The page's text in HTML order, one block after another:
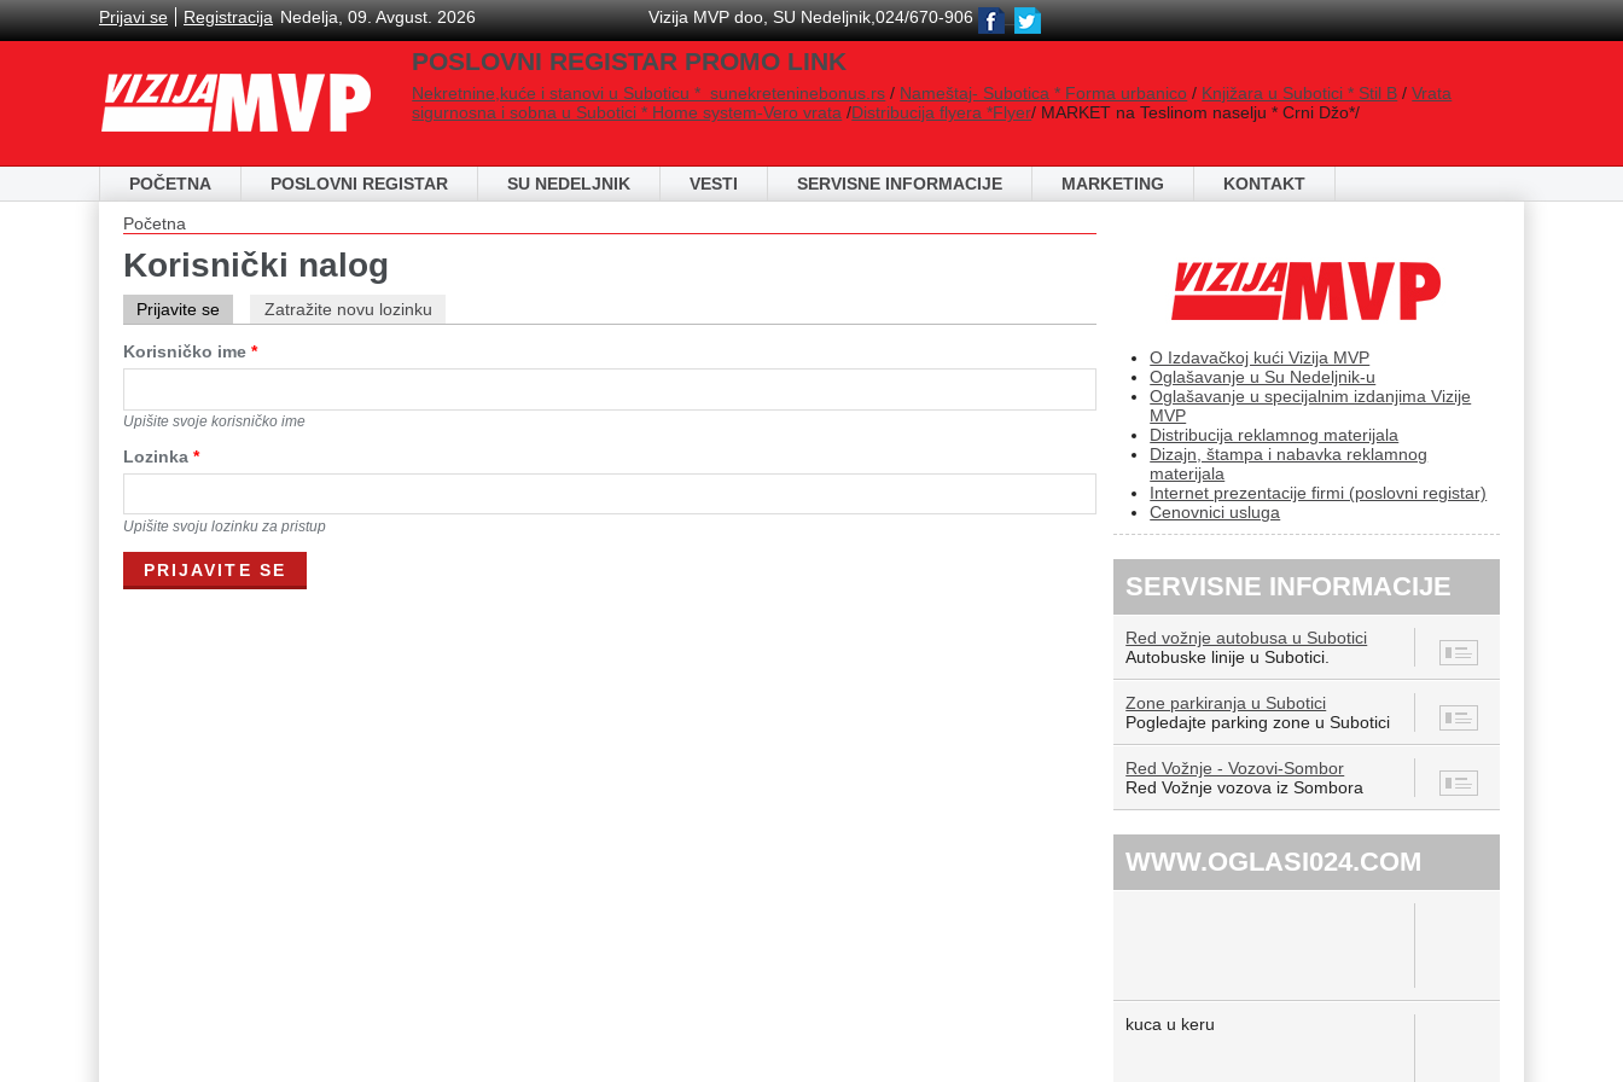
Skip to main content
Prijavi se Registracija Nedelja, 09. Avgust. 2026 Vizija MVP doo, SU Nedeljnik,024/670-906
POSLOVNI REGISTAR PROMO LINK
Nekretnine,kuće i stanovi u Suboticu * sunekreteninebonus.rs / Nameštaj- Subotica * Forma urbanico / Knjižara u Subotici * Stil B /Vrata
sigurnosna i sobna u Subotici * Home system-Vero vrata /Distribucija flyera *Flyer/ MARKET na Teslinom naselju * Crni Džo*/
POČETNA POSLOVNI REGISTAR SU NEDELJNIK VESTI SERVISNE INFORMACIJE MARKETING KONTAKT
You are here
Početna
Korisnički nalog
Primary tabs
Prijavite se (active tab)
Zatražite novu lozinku
Korisničko ime *
Upišite svoje korisničko ime
Lozinkа *
Upišite svoju lozinku za pristup
O Izdavačkoj kući Vizija MVP
Oglašavanje u Su Nedeljnik-u
Oglašavanje u specijalnim izdanjima Vizije
MVP
Distribucija reklamnog materijala
Dizajn, štampa i nabavka reklamnog
materijala
Internet prezentacije firmi (poslovni registar)
Cenovnici usluga
SERVISNE INFORMACIJE
Red vožnje autobusa u Subotici
Autobuske linije u Subotici.
8
Zone parkiranja u Subotici
Pogledajte parking zone u Subotici
7
Red Vožnje - Vozovi-Sombor
Red Vožnje vozova iz Sombora
12
WWW.OGLASI024.COM
kuca u keru